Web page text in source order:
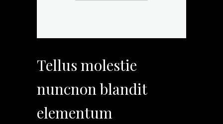
Tellus molestie
nuncnon blandit
elementum